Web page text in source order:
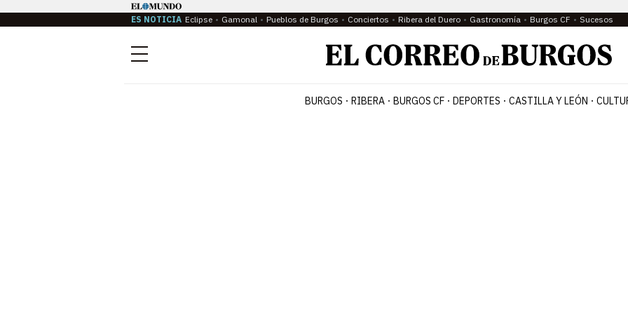
ES NOTICIA Eclipse Gamonal Pueblos de Burgos Conciertos Ribera del Duero Gastronomía Burgos CF Sucesos
Menú
BURGOS RIBERA BURGOS CF DEPORTES CASTILLA Y LEÓN